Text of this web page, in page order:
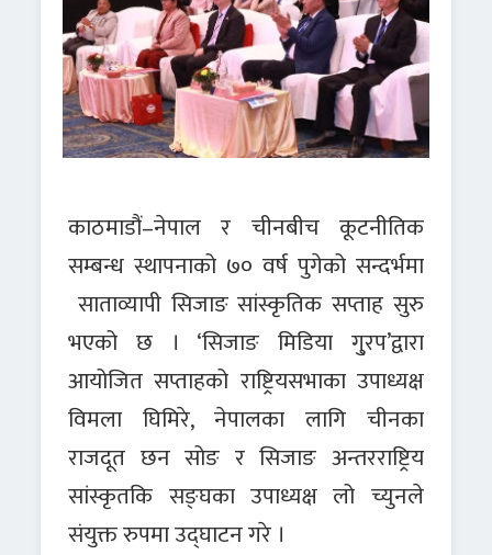
काठमाडौं–नेपाल र चीनबीच कूटनीतिक
सम्बन्ध स्थापनाको ७० वर्ष पुगेको सन्दर्भमा
साताव्यापी सिजाङ सांस्कृतिक सप्ताह सुरु
भएको छ । ‘सिजाङ मिडिया गु्रप’द्वारा
आयोजित सप्ताहको राष्ट्रियसभाका उपाध्यक्ष
विमला घिमिरे, नेपालका लागि चीनका
राजदूत छन सोङ र सिजाङ अन्तरराष्ट्रिय
सांस्कृतकि सङ्घका उपाध्यक्ष लो च्युनले
संयुक्त रुपमा उद्घाटन गरे ।